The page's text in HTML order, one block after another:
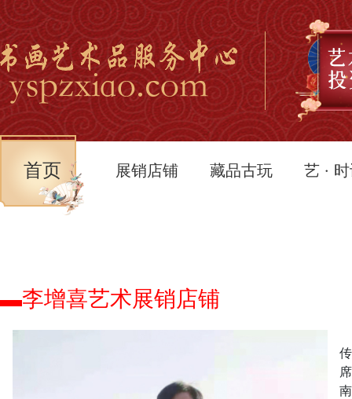
首页 展销店铺 藏品古玩 艺 ·
▬李增喜艺术展销店铺